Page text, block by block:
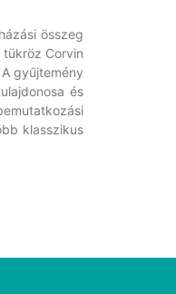
összeg
Corvin
gyűjtemény
és
klasszikus